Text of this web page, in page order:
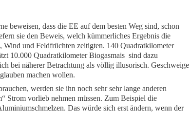
beweisen, dass die EE auf dem besten Weg sind, schon
sie den Beweis, welch kümmerliches Ergebnis die
Wind und Feldfrüchten zeitigten. 140 Quadratkilometer
10.000 Quadratkilometer Biogasmais sind dazu
bei näherer Betrachtung als völlig illusorisch. Geschweige
machen wollen.
werden sie ihn noch sehr sehr lange anderen
Strom vorlieb nehmen müssen. Zum Beispiel die
Das würde sich erst ändern, wenn der